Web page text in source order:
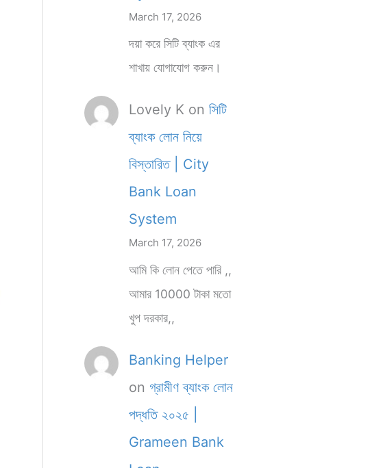
March 17, 2026
দয়া করে সিটি ব্যাংক এর
শাখায় যোগাযোগ করুন।
Lovely K on সিটি
ব্যাংক লোন নিয়ে
বিস্তারিত | City
Bank Loan
System
March 17, 2026
আমি কি লোন পেতে পারি ,,
আমার 10000 টাকা মতো
খুপ দরকার,,
Banking Helper
on গ্রামীণ ব্যাংক লোন
পদ্ধতি ২০২৫ |
Grameen Bank